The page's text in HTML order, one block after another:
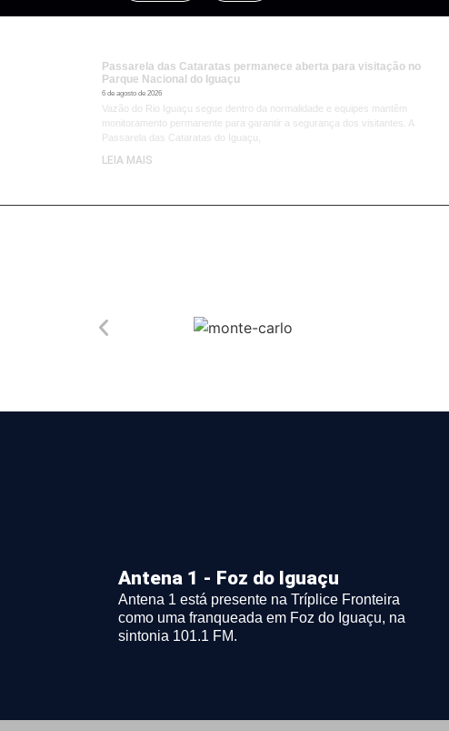
Passarela das Cataratas permanece aberta para visitação no
Parque Nacional do Iguaçu
6 de agosto de 2026
Vazão do Rio Iguaçu segue dentro da normalidade e equipes mantêm
monitoramento permanente para garantir a segurança dos visitantes. A
Passarela das Cataratas do Iguaçu,
LEIA MAIS
Antena 1 - Foz do Iguaçu
Antena 1 está presente na Tríplice Fronteira
como uma franqueada em Foz do Iguaçu, na
sintonia 101.1 FM.